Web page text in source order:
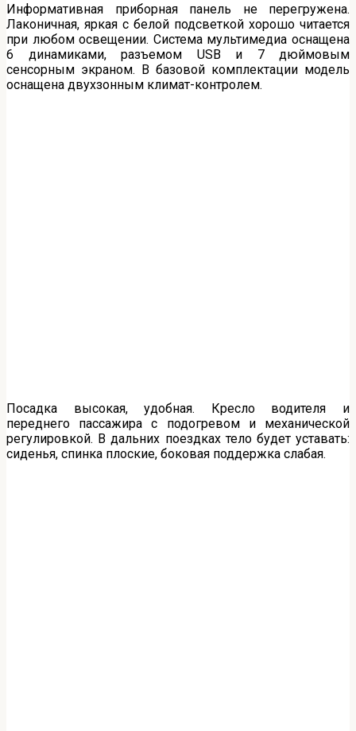
Информативная приборная панель не перегружена.
Лаконичная, яркая с белой подсветкой хорошо читается
при любом освещении. Система мультимедиа оснащена
6 динамиками, разъемом USB и 7 дюймовым
сенсорным экраном. В базовой комплектации модель
оснащена двухзонным климат-контролем.
Посадка высокая, удобная. Кресло водителя и
переднего пассажира с подогревом и механической
регулировкой. В дальних поездках тело будет уставать:
сиденья, спинка плоские, боковая поддержка слабая.